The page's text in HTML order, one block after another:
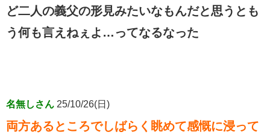
ど二人の義父の形見みたいなもんだと思うとも
う何も言えねぇよ…ってなるなった
名無しさん 25/10/26(日)
両方あるところでしばらく眺めて感慨に浸って